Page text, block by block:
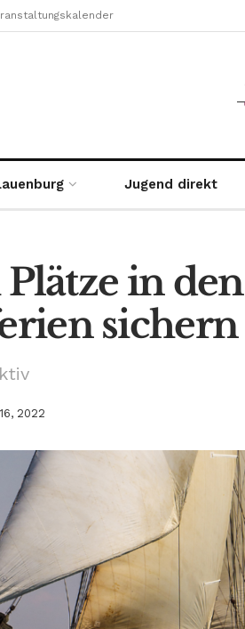
Jugend direkt
in den
sichern
2022